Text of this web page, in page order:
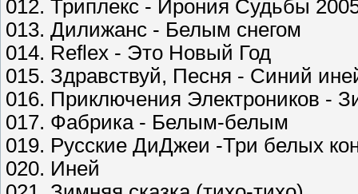
012. Триплекс - Ирония Судьбы
013. Дилижанс - Белым снегом
014. Reflex - Это Новый Год
015. Здравствуй, Песня - Синий
016. Приключения Электроников -
017. Фабрика - Белым-белым
019. Русские ДиДжеи -Три белых
020. Иней